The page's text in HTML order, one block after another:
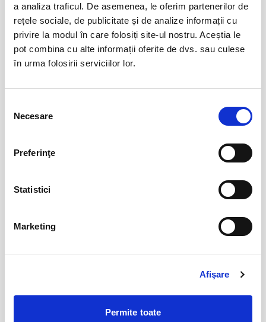
a analiza traficul. De asemenea, le oferim partenerilor de
rețele sociale, de publicitate și de analize informații cu
privire la modul în care folosiți site-ul nostru. Aceștia le
pot combina cu alte informații oferite de dvs. sau culese
în urma folosirii serviciilor lor.
consimțământului
Necesare
Preferinţe
Statistici
Marketing
Afişare
Permite toate
BILETE
FESTOBAL 11
sept
oct